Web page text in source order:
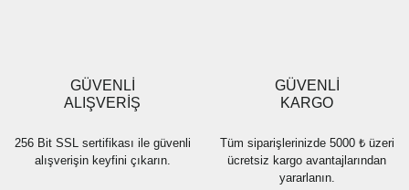
Ürün fiyatı diğer sitelerden daha pahalı.
Bu ürüne benzer farklı alternatifler olmalı.
GÜVENLİ
ALIŞVERİŞ
256 Bit SSL sertifikası ile güvenli
alışverişin keyfini çıkarın.
GÜVENLİ
KARGO
Tüm siparişlerinizde 5000 ₺ üzeri
ücretsiz kargo avantajlarından
yararlanın.